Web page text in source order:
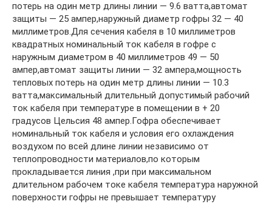
потерь на один метр длины линии — 9.6 ватта,автомат
защиты — 25 ампер,наружный диаметр гофры 32 — 40
миллиметров.Для сечения кабеля в 10 миллиметров
квадратных номинальный ток кабеля в гофре с
наружным диаметром в 40 миллиметров 49 — 50
ампер,автомат защиты линии — 32 ампера,мощность
тепловых потерь на один метр длины линии — 10.3
ватта,максимальный длительный допустимый рабочий
ток кабеля при температуре в помещении в + 20
градусов Цельсия 48 ампер.Гофра обеспечивает
номинальный ток кабеля и условия его охлаждения
воздухом по всей длине линии независимо от
теплопроводности материалов,по которым
прокладывается линия ,при при максимальном
длительном рабочем токе кабеля температура наружной
поверхности гофры не превышает температуру